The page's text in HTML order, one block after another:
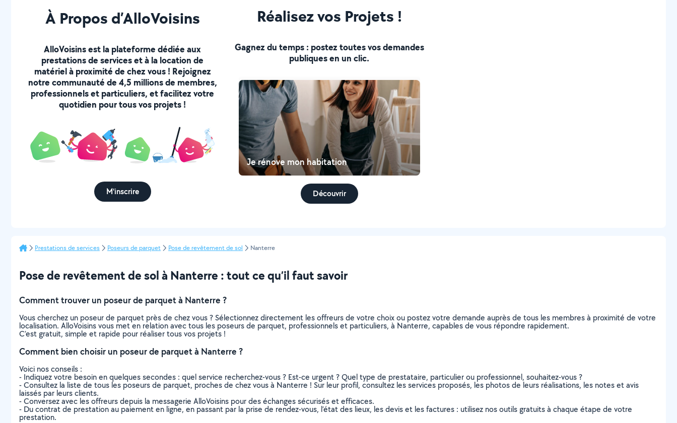
À Propos d’AlloVoisins
AlloVoisins est la plateforme dédiée aux
prestations de services et à la location de
matériel à proximité de chez vous ! Rejoignez
notre communauté de 4,5 millions de membres,
professionnels et particuliers, et facilitez votre
quotidien pour tous vos projets !
M'inscrire
Réalisez vos Projets !
Gagnez du temps : postez toutes vos demandes
publiques en un clic.
Je rénove mon habitation
Découvrir
Prestations de services Poseurs de parquet Pose de revêtement de sol Nanterre
Pose de revêtement de sol à Nanterre : tout ce qu’il faut savoir
Comment trouver un poseur de parquet à Nanterre ?
Vous cherchez un poseur de parquet près de chez vous ? Sélectionnez directement les offreurs de votre choix ou postez votre demande auprès de tous les membres à proximité de votre
localisation. AlloVoisins vous met en relation avec tous les poseurs de parquet, professionnels et particuliers, à Nanterre, capables de vous répondre rapidement.
C’est gratuit, simple et rapide pour réaliser tous vos projets !
Comment bien choisir un poseur de parquet à Nanterre ?
Voici nos conseils :
- Indiquez votre besoin en quelques secondes : quel service recherchez-vous ? Est-ce urgent ? Quel type de prestataire, particulier ou professionnel, souhaitez-vous ?
- Consultez la liste de tous les poseurs de parquet, proches de chez vous à Nanterre ! Sur leur profil, consultez les services proposés, les photos de leurs réalisations, les notes et avis
laissés par leurs clients.
- Conversez avec les offreurs depuis la messagerie AlloVoisins pour des échanges sécurisés et efficaces.
- Du contrat de prestation au paiement en ligne, en passant par la prise de rendez-vous, l’état des lieux, les devis et les factures : utilisez nos outils gratuits à chaque étape de votre
prestation.